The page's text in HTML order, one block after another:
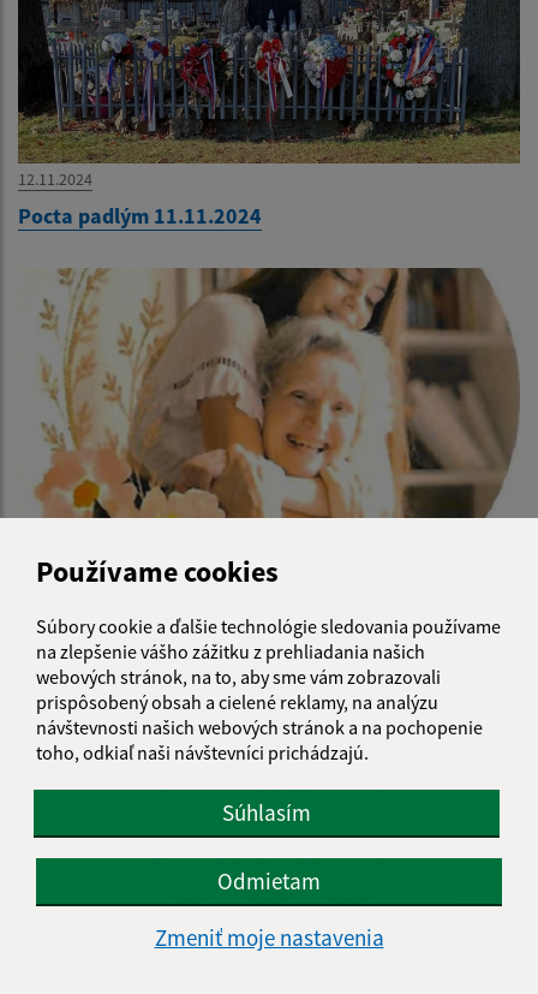
Používame cookies
Súbory cookie a ďalšie technológie sledovania používame
na zlepšenie vášho zážitku z prehliadania našich
webových stránok, na to, aby sme vám zobrazovali
prispôsobený obsah a cielené reklamy, na analýzu
návštevnosti našich webových stránok a na pochopenie
toho, odkiaľ naši návštevníci prichádzajú.
Súhlasím
Odmietam
Zmeniť moje nastavenia
12.11.2024
Pocta padlým 11.11.2024
23.10.2024
BABIČKA ROKA KOŠICKÉHO KRAJA 2024